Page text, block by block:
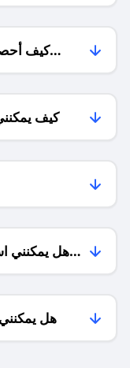
كيف
كيف
هل يمكنني
هل